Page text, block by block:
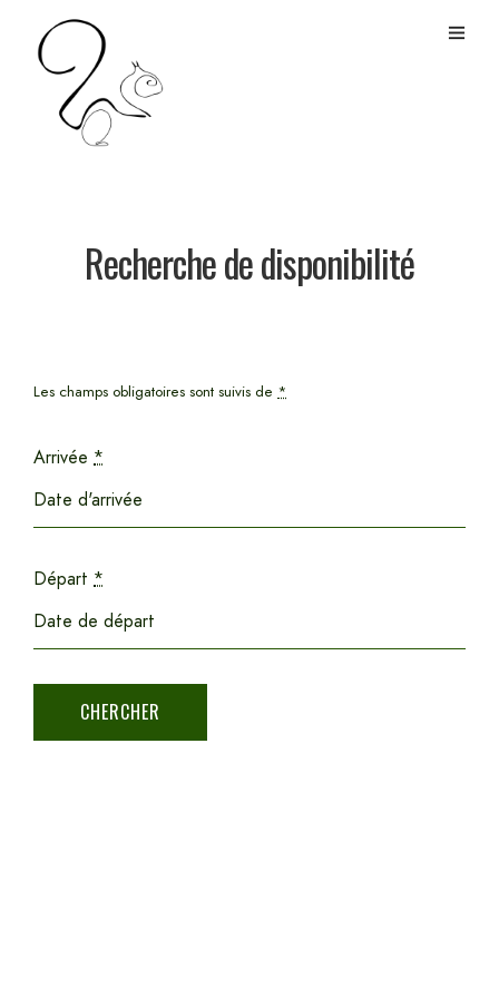
Recherche de disponibilité
Les champs obligatoires sont suivis de *
Arrivée *
Départ *